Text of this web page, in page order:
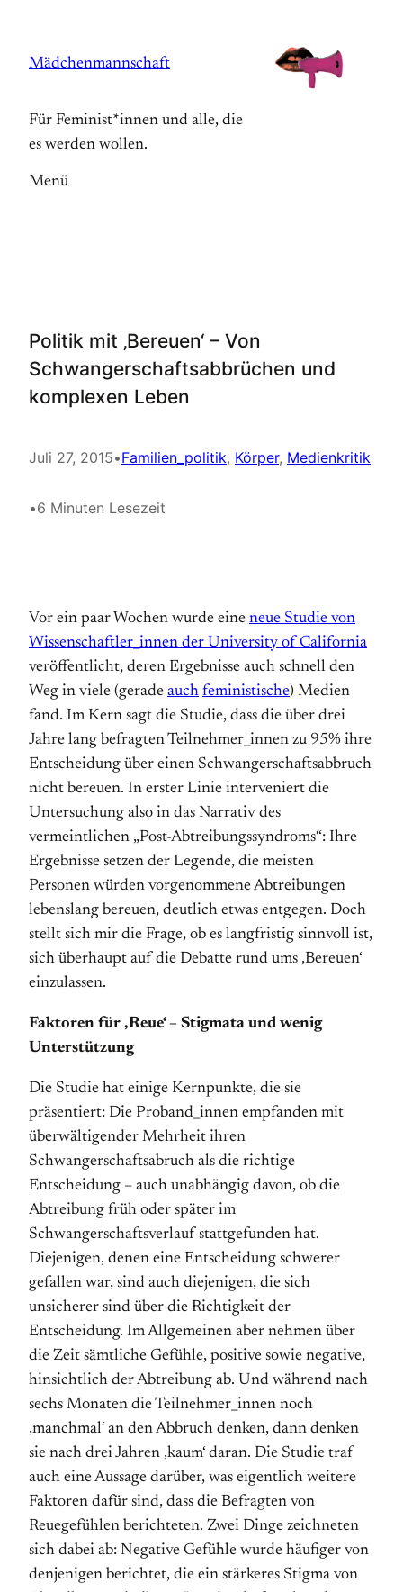
springen
Mädchenmannschaft
Für Feminist*innen und alle, die
es werden wollen.
Menü
Politik mit ‚Bereuen‘ – Von
Schwangerschaftsabbrüchen und
komplexen Leben
Juli 27, 2015•Familien_politik, Körper, Medienkritik
•6 Minuten Lesezeit
Vor ein paar Wochen wurde eine neue Studie von
Wissenschaftler_innen der University of California
veröffentlicht, deren Ergebnisse auch schnell den
Weg in viele (gerade auch feministische) Medien
fand. Im Kern sagt die Studie, dass die über drei
Jahre lang befragten Teilnehmer_innen zu 95% ihre
Entscheidung über einen Schwangerschaftsabbruch
nicht bereuen. In erster Linie interveniert die
Untersuchung also in das Narrativ des
vermeintlichen „Post-Abtreibungssyndroms“: Ihre
Ergebnisse setzen der Legende, die meisten
Personen würden vorgenommene Abtreibungen
lebenslang bereuen, deutlich etwas entgegen. Doch
stellt sich mir die Frage, ob es langfristig sinnvoll ist,
sich überhaupt auf die Debatte rund ums ‚Bereuen‘
einzulassen.
Faktoren für ‚Reue‘ – Stigmata und wenig
Unterstützung
Die Studie hat einige Kernpunkte, die sie
präsentiert: Die Proband_innen empfanden mit
überwältigender Mehrheit ihren
Schwangerschaftsabruch als die richtige
Entscheidung – auch unabhängig davon, ob die
Abtreibung früh oder später im
Schwangerschaftsverlauf stattgefunden hat.
Diejenigen, denen eine Entscheidung schwerer
gefallen war, sind auch diejenigen, die sich
unsicherer sind über die Richtigkeit der
Entscheidung. Im Allgemeinen aber nehmen über
die Zeit sämtliche Gefühle, positive sowie negative,
hinsichtlich der Abtreibung ab. Und während nach
sechs Monaten die Teilnehmer_innen noch
‚manchmal‘ an den Abbruch denken, dann denken
sie nach drei Jahren ‚kaum‘ daran. Die Studie traf
auch eine Aussage darüber, was eigentlich weitere
Faktoren dafür sind, dass die Befragten von
Reuegefühlen berichteten. Zwei Dinge zeichneten
sich dabei ab: Negative Gefühle wurde häufiger von
denjenigen berichtet, die ein stärkeres Stigma von